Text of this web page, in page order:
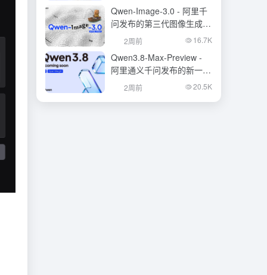
Qwen-Image-3.0 - 阿里千
问发布的第三代图像生成基
础模型
2周前 16.7K
Qwen3.8-Max-Preview -
阿里通义千问发布的新一代
旗舰大模型
2周前 20.5K